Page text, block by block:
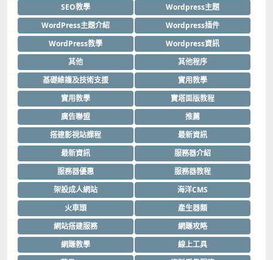
SEO教學
Wordpress主題
WordPress主題介紹
Wordpress插件
WordPress教學
Wordpress資訊
其他
其他程序
基礎維護及技術支援
實用教學
實用教學
寶塔面版教程
廣告聯盟
推薦
搭建影視站課程
最新資訊
最新資訊
服務器介紹
服務器優惠
服務器教程
架設成人網站
海洋CMS
火車頭
產生器類
網站搭建服務
網賺攻略
網賺教學
線上工具